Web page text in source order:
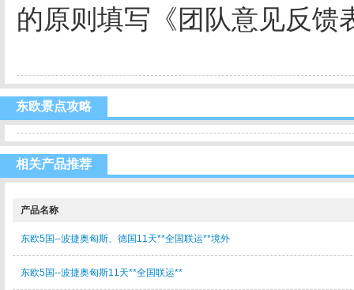
的原则填写《团队意见反馈
东欧景点攻略
相关产品推荐
产品名称
东欧5国--波捷奥匈斯、德国11天**全国联运**境外
东欧5国--波捷奥匈斯11天**全国联运**